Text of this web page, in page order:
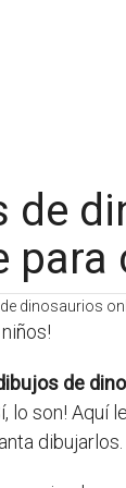
de
para
de
lo son! Aquí
dibujarlos.